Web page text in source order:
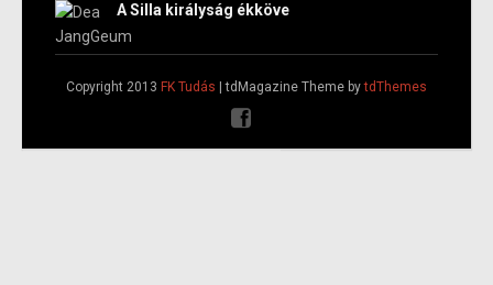
A Silla királyság ékköve
Copyright 2013 FK Tudás | tdMagazine Theme bytdThemes